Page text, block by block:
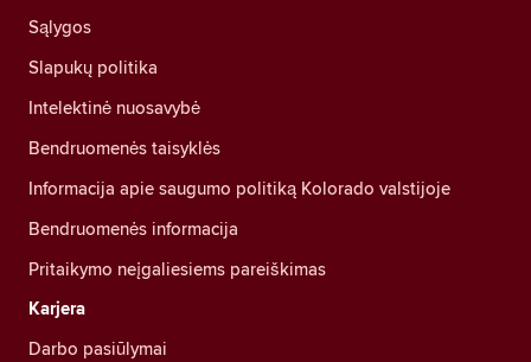
Sąlygos
Slapukų politika
Intelektinė nuosavybė
Bendruomenės taisyklės
Informacija apie saugumo politiką Kolorado valstijoje
Bendruomenės informacija
Pritaikymo neįgaliesiems pareiškimas
Karjera
Darbo pasiūlymai